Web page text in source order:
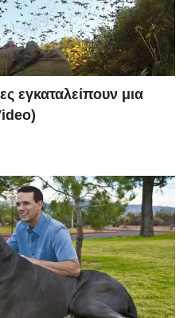
εγκαταλείπουν μια